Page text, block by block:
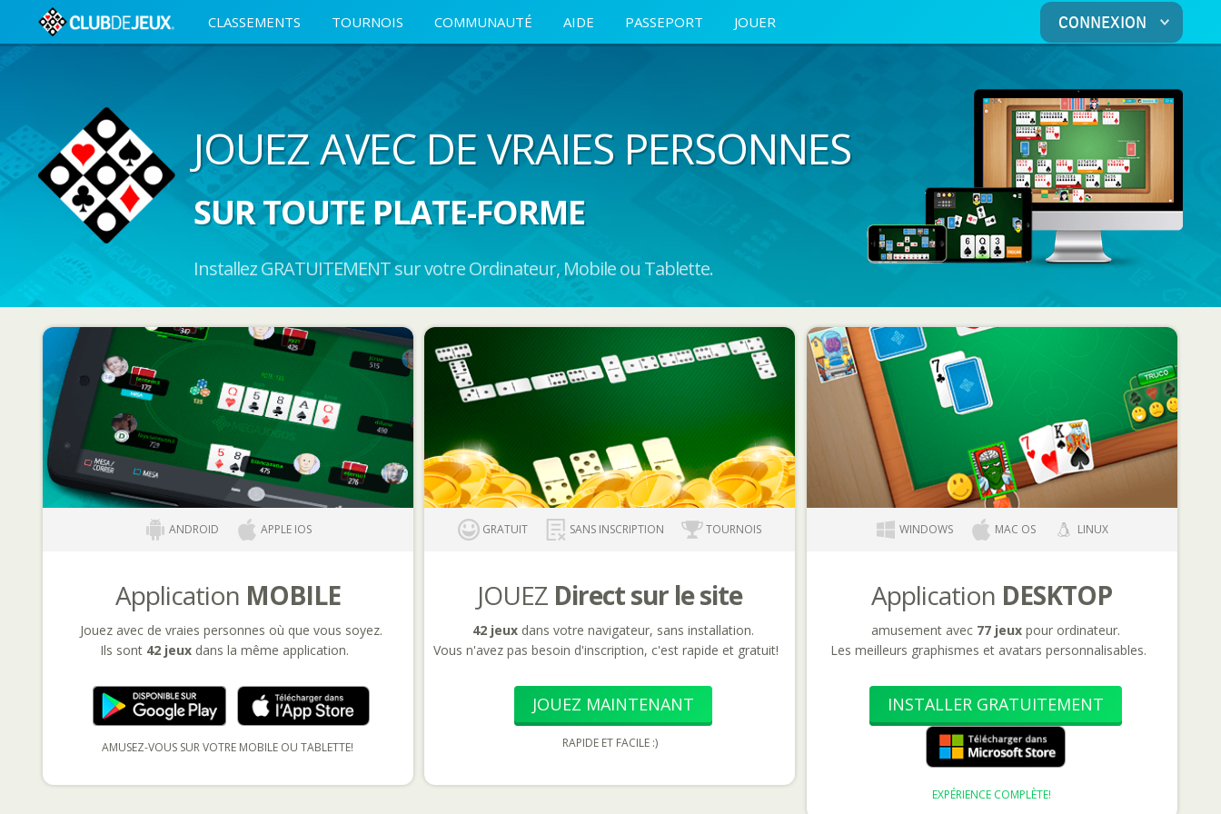
CLASSEMENTS TOURNOIS COMMUNAUTÉ AIDE PASSEPORT JOUER CONNEXION
JOUEZ AVEC DE VRAIES PERSONNES
SUR TOUTE PLATE-FORME
Installez GRATUITEMENT sur votre Ordinateur, Mobile ou Tablette.
ANDROID APPLE IOS
Application MOBILE
Jouez avec de vraies personnes où que vous soyez.
Ils sont 42 jeux dans la même application.
AMUSEZ-VOUS SUR VOTRE MOBILE OU TABLETTE!
GRATUIT SANS INSCRIPTION TOURNOIS
JOUEZ Direct sur le site
42 jeux dans votre navigateur, sans installation.
Vous n'avez pas besoin d'inscription, c'est rapide et gratuit!
JOUEZ MAINTENANT
RAPIDE ET FACILE :)
WINDOWS MAC OS LINUX
Application DESKTOP
amusement avec 77 jeuxpour ordinateur.
Les meilleurs graphismes et avatars personnalisables.
INSTALLER GRATUITEMENT
EXPÉRIENCE COMPLÈTE!